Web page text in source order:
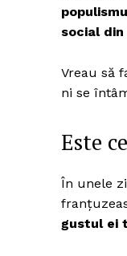
social
Vreau să
ni se
Este
În unele
gustul ei